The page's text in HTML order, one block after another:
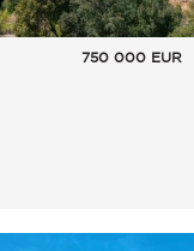
750 000 EUR